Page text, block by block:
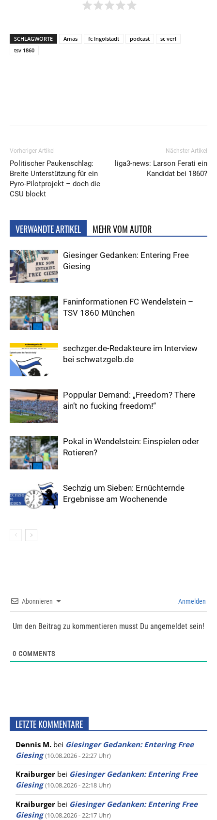
SCHLAGWORTE Amas fc Ingolstadt podcast
sc verl
tsv 1860
Vorheriger Artikel
Politischer Paukenschlag:
Breite Unterstützung für ein
Pyro-Pilotprojekt – doch die
CSU blockt
Nächster Artikel
liga3-news: Larson Ferati ein
Kandidat bei 1860?
VERWANDTE ARTIKEL MEHR VOM AUTOR
Giesinger Gedanken: Entering Free
Giesing
Faninformationen FC Wendelstein –
TSV 1860 München
sechzger.de-Redakteure im Interview
bei schwatzgelb.de
Poppular Demand: „Freedom? There
ain’t no fucking freedom!“
Pokal in Wendelstein: Einspielen oder
Rotieren?
Sechzig um Sieben: Ernüchternde
Ergebnisse am Wochenende
Abonnieren Anmelden
Um den Beitrag zu kommentieren musst Du angemeldet sein!
0 COMMENTS
LETZTE KOMMENTARE
Dennis M. bei Giesinger Gedanken: Entering Free
Giesing (10.08.2026 - 22:27 Uhr)
Kraiburger bei Giesinger Gedanken: Entering Free
Giesing (10.08.2026 - 22:18 Uhr)
Kraiburger bei Giesinger Gedanken: Entering Free
Giesing (10.08.2026 - 22:17 Uhr)